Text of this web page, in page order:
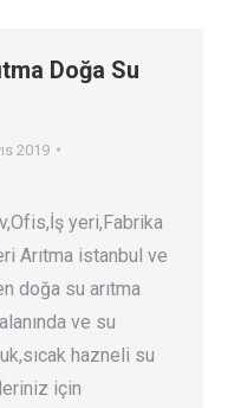
Doğa Su
2019
yeri,Fabrika
Arıtma istanbul ve
doğa su arıtma
ve su
hazneli su
için